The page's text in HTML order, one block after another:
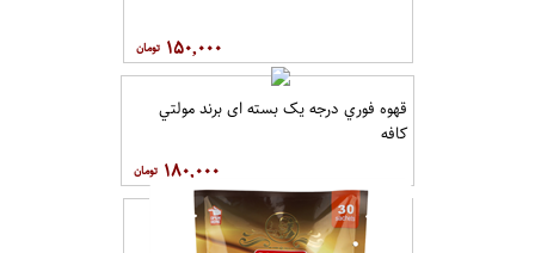
۱۵۰,۰۰۰
قهوه فوري درجه یک بسته ای برند مولتي
کافه
۱۸۰,۰۰۰